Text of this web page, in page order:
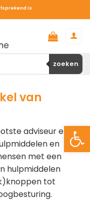
is
zoeken
van
adviseur en
en
met een
hulpmiddelen
tot